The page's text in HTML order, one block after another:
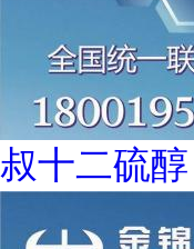
叔十二硫醇